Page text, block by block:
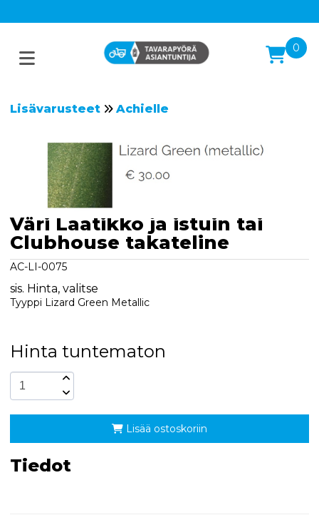
0
Lisävarusteet Achielle
Väri Laatikko ja istuin tai
Clubhouse takateline
AC-LI-0075
sis. Hinta, valitse
Tyyppi Lizard Green Metallic
Hinta tuntematon
Lisää ostoskoriin
Tiedot